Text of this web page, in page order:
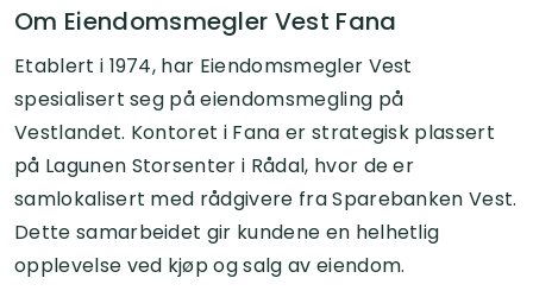
Om Eiendomsmegler Vest Fana
Etablert i 1974, har Eiendomsmegler Vest
spesialisert seg på eiendomsmegling på
Vestlandet. Kontoret i Fana er strategisk plassert
på Lagunen Storsenter i Rådal, hvor de er
samlokalisert med rådgivere fra Sparebanken Vest.
Dette samarbeidet gir kundene en helhetlig
opplevelse ved kjøp og salg av eiendom.